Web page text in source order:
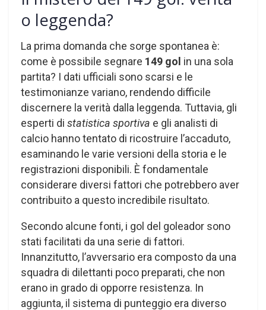
o leggenda?
La prima domanda che sorge spontanea è:
come è possibile segnare 149 gol in una sola
partita? I dati ufficiali sono scarsi e le
testimonianze variano, rendendo difficile
discernere la verità dalla leggenda. Tuttavia, gli
esperti di statistica sportiva e gli analisti di
calcio hanno tentato di ricostruire l’accaduto,
esaminando le varie versioni della storia e le
registrazioni disponibili. È fondamentale
considerare diversi fattori che potrebbero aver
contribuito a questo incredibile risultato.
Secondo alcune fonti, i gol del goleador sono
stati facilitati da una serie di fattori.
Innanzitutto, l’avversario era composto da una
squadra di dilettanti poco preparati, che non
erano in grado di opporre resistenza. In
aggiunta, il sistema di punteggio era diverso